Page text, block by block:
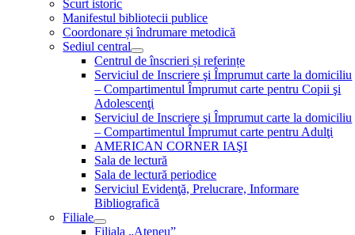
Scurt istoric
Manifestul bibliotecii publice
Coordonare și îndrumare metodică
Sediul central
Centrul de înscrieri și referințe
Serviciul de Inscriere şi Împrumut carte la domiciliu
– Compartimentul Împrumut carte pentru Copii şi
Adolescenţi
Serviciul de Inscriere şi Împrumut carte la domiciliu
– Compartimentul Împrumut carte pentru Adulţi
AMERICAN CORNER IAŞI
Sala de lectură
Sala de lectură periodice
Serviciul Evidenţă, Prelucrare, Informare
Bibliografică
Filiale
Filiala „Ateneu”